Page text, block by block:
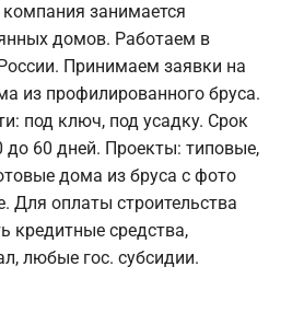
занимается
домов. Работаем в
Принимаем заявки на
из профилированного бруса.
под ключ, под усадку. Срок
до 60 дней. Проекты: типовые,
дома из бруса с фото
Для оплаты строительства
кредитные средства,
любые гос. субсидии.